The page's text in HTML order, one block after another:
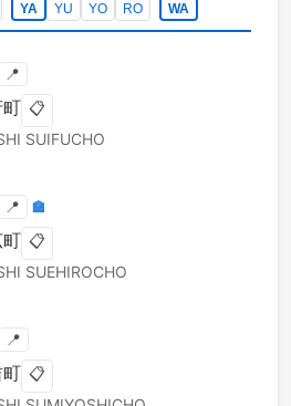
YA YU YO RO WA
📍
📋
SUIFUCHO
📍 🏣
📋
SUEHIROCHO
📍
📋